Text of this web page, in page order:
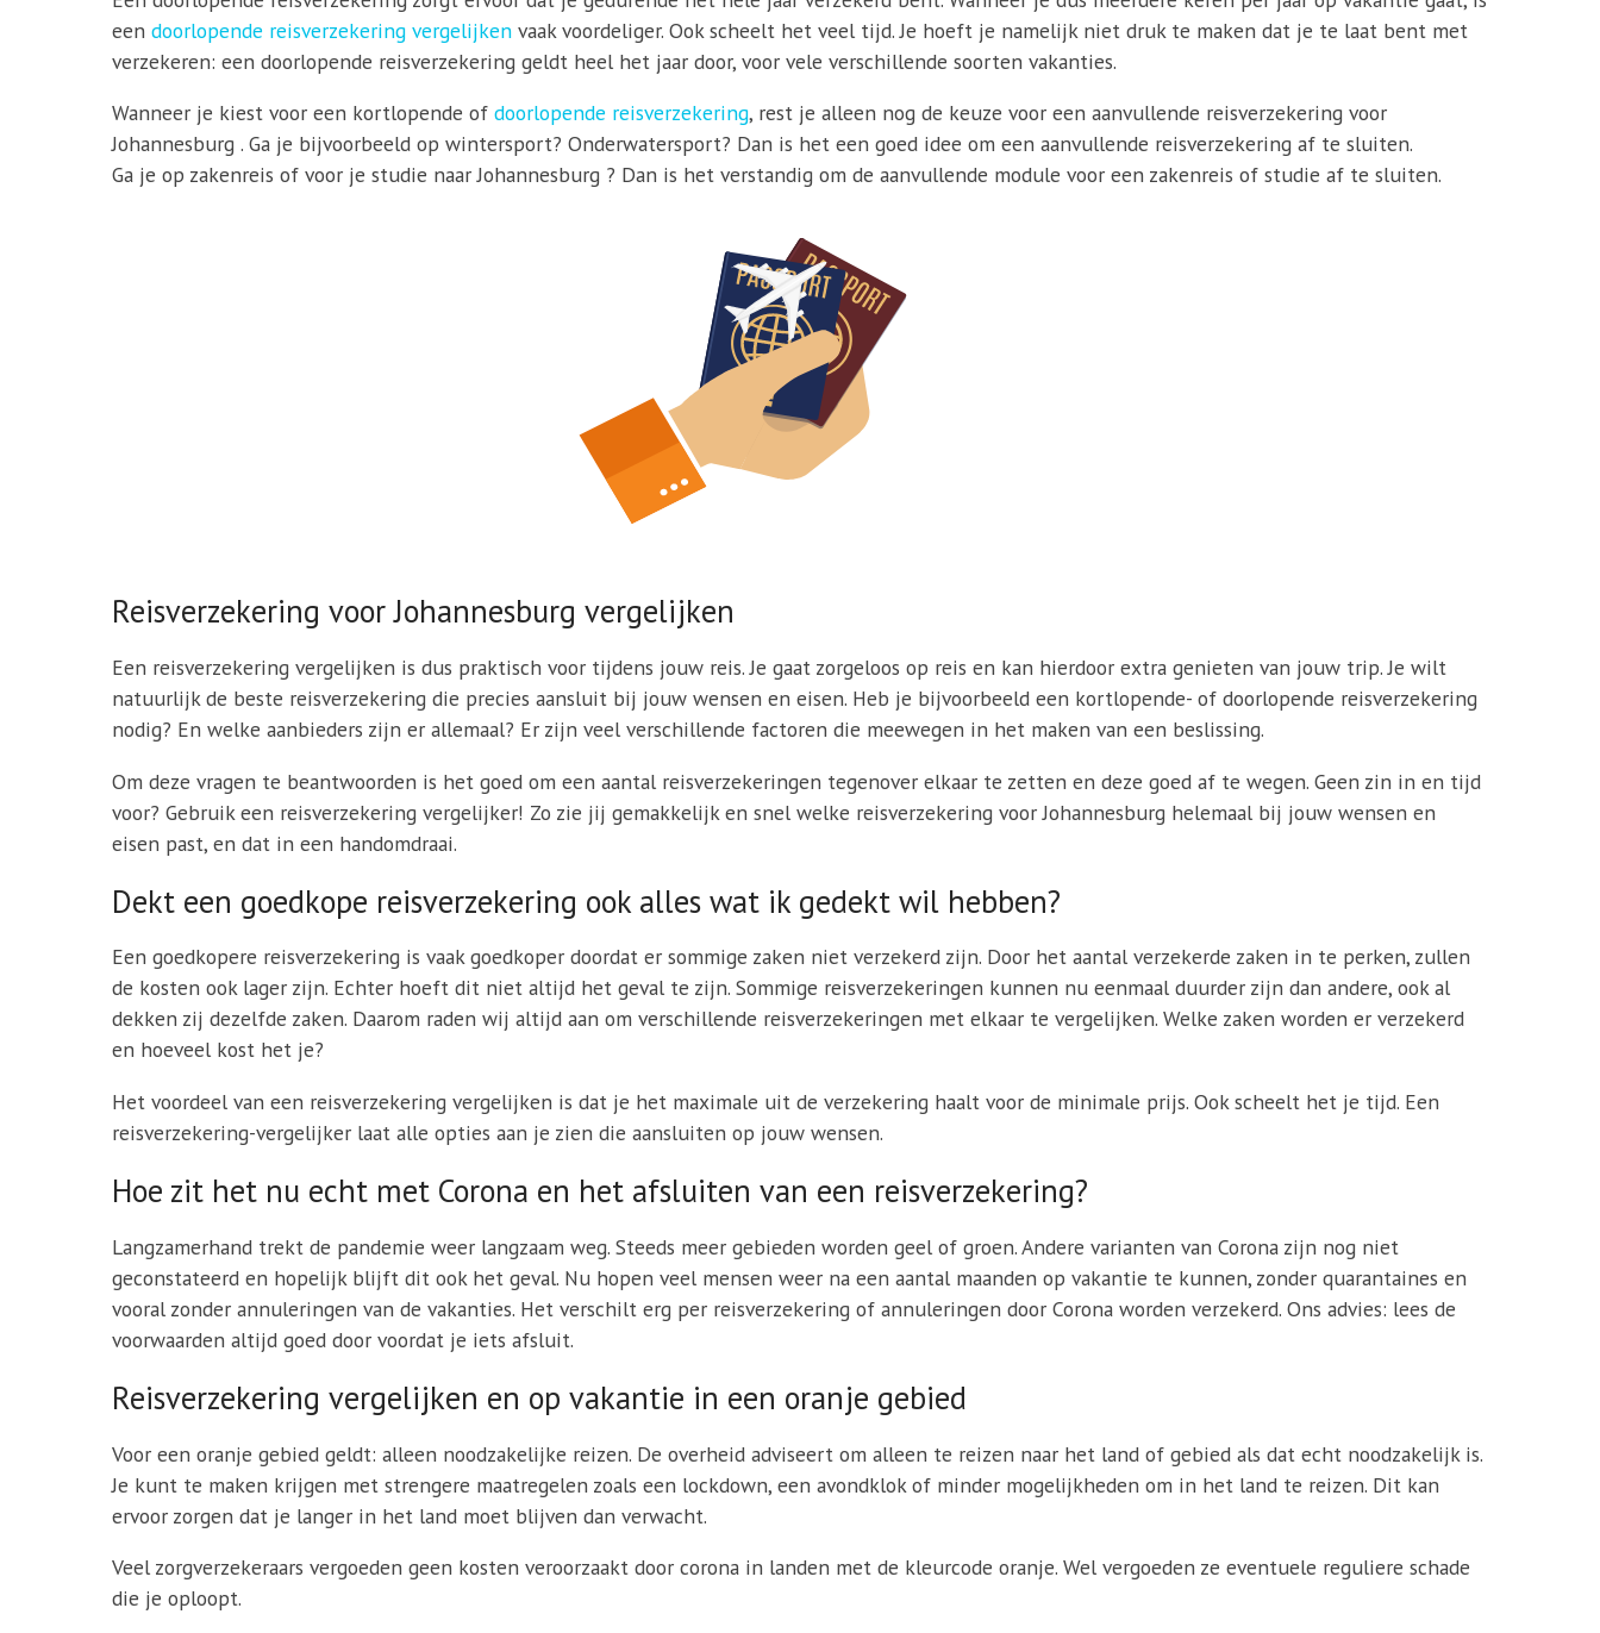
eendoorlopende reisverzekering vergelijken vaak voordeliger. Ook scheelt het veel tijd. Je hoeft je namelijk niet druk te maken dat je te laat bent met
verzekeren: een doorlopende reisverzekering geldt heel het jaar door, voor vele verschillende soorten vakanties.
Wanneer je kiest voor een kortlopende ofdoorlopende reisverzekering, rest je alleen nog de keuze voor een aanvullende reisverzekering voor
Johannesburg . Ga je bijvoorbeeld op wintersport? Onderwatersport? Dan is het een goed idee om een aanvullende reisverzekering af te sluiten.
Ga je op zakenreis of voor je studie naar Johannesburg ? Dan is het verstandig om de aanvullende module voor een zakenreis of studie af te sluiten.
Reisverzekering voor Johannesburg vergelijken
Een reisverzekering vergelijken is dus praktisch voor tijdens jouw reis. Je gaat zorgeloos op reis en kan hierdoor extra genieten van jouw trip. Je wilt
natuurlijk de beste reisverzekering die precies aansluit bij jouw wensen en eisen. Heb je bijvoorbeeld een kortlopende- of doorlopende reisverzekering
nodig? En welke aanbieders zijn er allemaal? Er zijn veel verschillende factoren die meewegen in het maken van een beslissing.
Om deze vragen te beantwoorden is het goed om een aantal reisverzekeringen tegenover elkaar te zetten en deze goed af te wegen. Geen zin in en tijd
voor? Gebruik een reisverzekering vergelijker! Zo zie jij gemakkelijk en snel welke reisverzekering voor Johannesburg helemaal bij jouw wensen en
eisen past, en dat in een handomdraai.
Dekt een goedkope reisverzekering ook alles wat ik gedekt wil hebben?
Een goedkopere reisverzekering is vaak goedkoper doordat er sommige zaken niet verzekerd zijn. Door het aantal verzekerde zaken in te perken, zullen
de kosten ook lager zijn. Echter hoeft dit niet altijd het geval te zijn. Sommige reisverzekeringen kunnen nu eenmaal duurder zijn dan andere, ook al
dekken zij dezelfde zaken. Daarom raden wij altijd aan om verschillende reisverzekeringen met elkaar te vergelijken. Welke zaken worden er verzekerd
en hoeveel kost het je?
Het voordeel van een reisverzekering vergelijken is dat je het maximale uit de verzekering haalt voor de minimale prijs. Ook scheelt het je tijd. Een
reisverzekering-vergelijker laat alle opties aan je zien die aansluiten op jouw wensen.
Hoe zit het nu echt met Corona en het afsluiten van een reisverzekering?
Langzamerhand trekt de pandemie weer langzaam weg. Steeds meer gebieden worden geel of groen. Andere varianten van Corona zijn nog niet
geconstateerd en hopelijk blijft dit ook het geval. Nu hopen veel mensen weer na een aantal maanden op vakantie te kunnen, zonder quarantaines en
vooral zonder annuleringen van de vakanties. Het verschilt erg per reisverzekering of annuleringen door Corona worden verzekerd. Ons advies: lees de
voorwaarden altijd goed door voordat je iets afsluit.
Reisverzekering vergelijken en op vakantie in een oranje gebied
Voor een oranje gebied geldt: alleen noodzakelijke reizen. De overheid adviseert om alleen te reizen naar het land of gebied als dat echt noodzakelijk is.
Je kunt te maken krijgen met strengere maatregelen zoals een lockdown, een avondklok of minder mogelijkheden om in het land te reizen. Dit kan
ervoor zorgen dat je langer in het land moet blijven dan verwacht.
Veel zorgverzekeraars vergoeden geen kosten veroorzaakt door corona in landen met de kleurcode oranje. Wel vergoeden ze eventuele reguliere schade
die je oploopt.